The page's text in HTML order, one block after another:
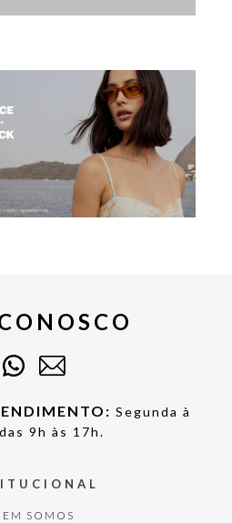
Segunda à
9h às 17h.
SOMOS